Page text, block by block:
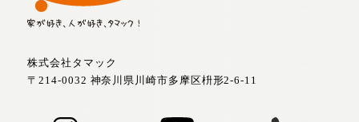
株式会社タマック
〒214-0032 神奈川県川崎市多摩区枡形2-6-11